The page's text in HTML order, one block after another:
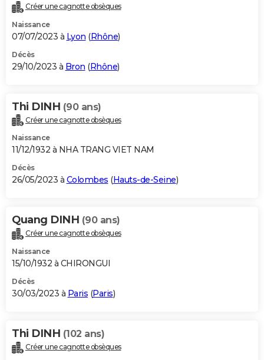
Créer une cagnotte obsèques
Naissance
07/07/2023 à Lyon (Rhône)
Décès
29/10/2023 à Bron (Rhône)
Thi DINH (90 ans)
Créer une cagnotte obsèques
Naissance
11/12/1932 à NHA TRANG VIET NAM
Décès
26/05/2023 à Colombes (Hauts-de-Seine)
Quang DINH (90 ans)
Créer une cagnotte obsèques
Naissance
15/10/1932 à CHIRONGUI
Décès
30/03/2023 à Paris (Paris)
Thi DINH (102 ans)
Créer une cagnotte obsèques